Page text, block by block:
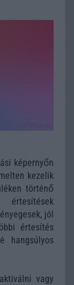
képernyőn
kezelik
történő
jól
értesítés
hangsúlyos
vagy